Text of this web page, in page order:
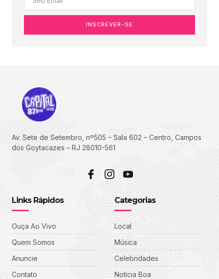
INSCREVER-SE
Av. Sete de Setembro, nº505 – Sala 602 – Centro, Campos
dos Goytacazes – RJ 28010-561
Links Rápidos
Ouça Ao Vivo
Quem Somos
Anuncie
Contato
Categorias
Local
Música
Celebridades
Notícia Boa